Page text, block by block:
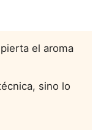
el aroma
sino lo